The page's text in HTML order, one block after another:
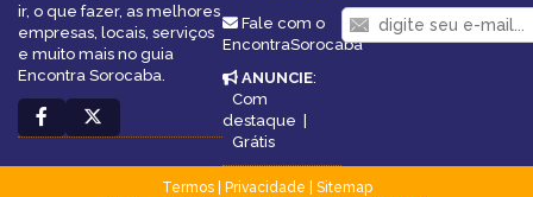
ir, o que fazer, as melhores
empresas, locais, serviços
e muito mais no guia
Encontra Sorocaba.
Fale com o
EncontraSorocaba
ANUNCIE:
Com
destaque |
Grátis
Termos| Privacidade
Sitemap